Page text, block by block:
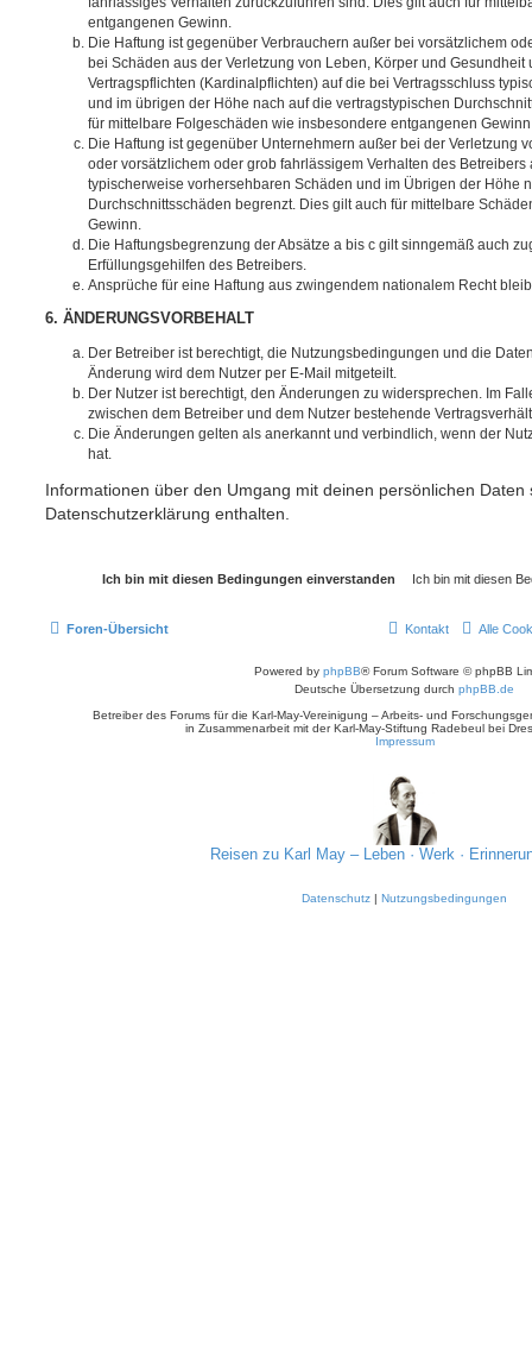
entgangenen Gewinn.
Die Haftung ist gegenüber Verbrauchern außer bei vorsätzlichem
bei Schäden aus der Verletzung von Leben, Körper und
Vertragspflichten (Kardinalpflichten) auf die bei Vertragsschluss
und im übrigen der Höhe nach auf die vertragstypischen
für mittelbare Folgeschäden wie insbesondere entgangenen
Die Haftung ist gegenüber Unternehmern außer bei der Verletzung
oder vorsätzlichem oder grob fahrlässigem Verhalten des Betreibers
typischerweise vorhersehbaren Schäden und im Übrigen der Höhe
Durchschnittsschäden begrenzt. Dies gilt auch für mittelbare
Gewinn.
Die Haftungsbegrenzung der Absätze a bis c gilt sinngemäß auch
Erfüllungsgehilfen des Betreibers.
Ansprüche für eine Haftung aus zwingendem nationalem Recht
6. ÄNDERUNGSVORBEHALT
Der Betreiber ist berechtigt, die Nutzungsbedingungen und die
Änderung wird dem Nutzer per E-Mail mitgeteilt.
Der Nutzer ist berechtigt, den Änderungen zu widersprechen. Im
zwischen dem Betreiber und dem Nutzer bestehende
Die Änderungen gelten als anerkannt und verbindlich, wenn der
hat.
Informationen über den Umgang mit deinen persönlichen Daten
Datenschutzerklärung enthalten.
Foren-Übersicht Alle
Kontakt
Powered by phpBB® Forum Software © phpBB
Deutsche Übersetzung durch phpBB.de
Betreiber des Forums für die Karl-May-Vereinigung – Arbeits- und
in Zusammenarbeit mit der Karl-May-Stiftung Radebeul bei
Impressum
Reisen zu Karl May – Leben · Werk ·
Datenschutz | Nutzungsbedingungen